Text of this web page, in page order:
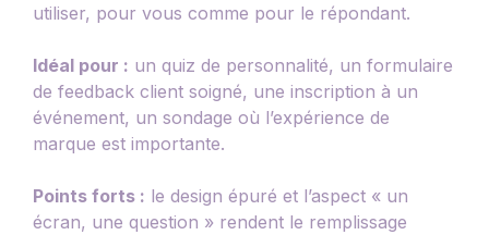
utiliser, pour vous comme pour le répondant.
Idéal pour : un quiz de personnalité, un formulaire
de feedback client soigné, une inscription à un
événement, un sondage où l’expérience de
marque est importante.
Points forts : le design épuré et l’aspect « un
écran, une question » rendent le remplissage